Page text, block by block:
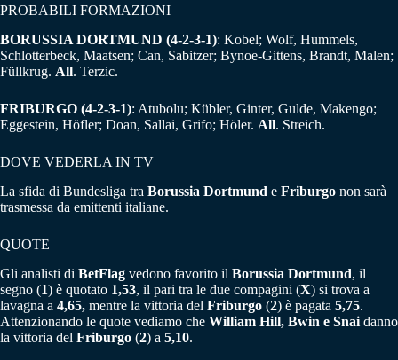
PROBABILI FORMAZIONI
BORUSSIA DORTMUND (4-2-3-1): Kobel; Wolf, Hummels,
Schlotterbeck, Maatsen; Can, Sabitzer; Bynoe-Gittens, Brandt, Malen;
Füllkrug. All. Terzic.
FRIBURGO (4-2-3-1): Atubolu; Kübler, Ginter, Gulde, Makengo;
Eggestein, Höfler; Dōan, Sallai, Grifo; Höler. All. Streich.
DOVE VEDERLA IN TV
La sfida di Bundesliga tra Borussia Dortmund e Friburgo non sarà
trasmessa da emittenti italiane.
QUOTE
Gli analisti di BetFlag vedono favorito il Borussia Dortmund, il
segno (1) è quotato 1,53, il pari tra le due compagini (X) si trova a
lavagna a 4,65, mentre la vittoria del Friburgo (2) è pagata 5,75.
Attenzionando le quote vediamo che William Hill, Bwin e Snai danno
la vittoria del Friburgo (2) a 5,10.